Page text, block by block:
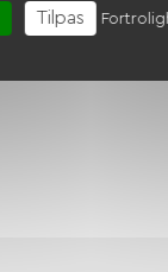
Tilpas